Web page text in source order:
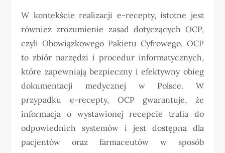
W kontekście realizacji e-recepty, istotne jest
również zrozumienie zasad dotyczących OCP,
czyli Obowiązkowego Pakietu Cyfrowego. OCP
to zbiór narzędzi i procedur informatycznych,
które zapewniają bezpieczny i efektywny obieg
dokumentacji medycznej w Polsce. W
przypadku e-recepty, OCP gwarantuje, że
informacja o wystawionej recepcie trafia do
odpowiednich systemów i jest dostępna dla
pacjentów oraz farmaceutów w sposób